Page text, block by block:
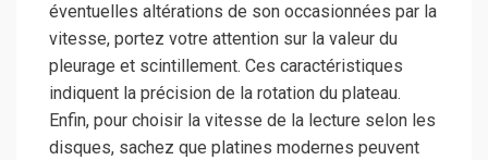
éventuelles altérations de son occasionnées par la
vitesse, portez votre attention sur la valeur du
pleurage et scintillement. Ces caractéristiques
indiquent la précision de la rotation du plateau.
Enfin, pour choisir la vitesse de la lecture selon les
disques, sachez que platines modernes peuvent